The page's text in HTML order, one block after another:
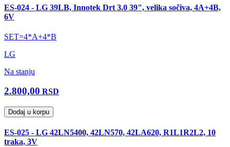
ES-024 - LG 39LB, Innotek Drt 3.0 39", velika sočiva, 4A+4B,
6V
SET=4*A+4*B
LG
Na stanju
2.800,00 RSD
Dodaj u korpu
ES-025 - LG 42LN5400, 42LN570, 42LA620, R1L1R2L2, 10
traka, 3V